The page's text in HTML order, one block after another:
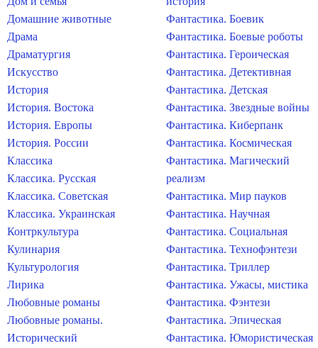
Домашние животные
Драма
Драматургия
Искусство
История
История. Востока
История. Европы
История. России
Классика
Классика. Русская
Классика. Советская
Классика. Украинская
Контркультура
Кулинария
Культурология
Лирика
Любовные романы
Любовные романы.
Исторический
Фантастика. Боевик
Фантастика. Боевые роботы
Фантастика. Героическая
Фантастика. Детективная
Фантастика. Детская
Фантастика. Звездные войны
Фантастика. Киберпанк
Фантастика. Космическая
Фантастика. Магический
реализм
Фантастика. Мир пауков
Фантастика. Научная
Фантастика. Социальная
Фантастика. Технофэнтези
Фантастика. Триллер
Фантастика. Ужасы, мистика
Фантастика. Фэнтези
Фантастика. Эпическая
Фантастика. Юмористическая